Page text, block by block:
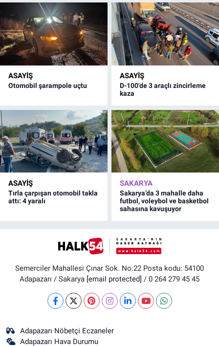
ASAYİŞ
Otomobil şarampole uçtu
ASAYİŞ
D-100'de 3 araçlı zincirleme
kaza
ASAYİŞ
Tırla çarpışan otomobil takla
attı: 4 yaralı
SAKARYA
Sakarya’da 3 mahalle daha
futbol, voleybol ve basketbol
sahasına kavuşuyor
Semerciler Mahallesi Çınar Sok. No:22 Posta kodu: 54100
Adapazarı / Sakarya [email protected] / 0 264 279 45 45
Adapazarı Nöbetçi Eczaneler
Adapazarı Hava Durumu